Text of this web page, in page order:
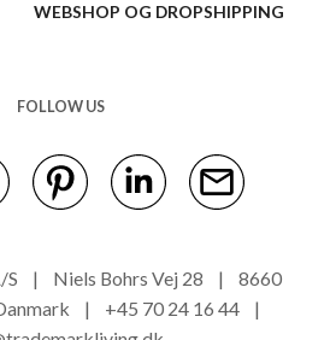
WEBSHOP OG DROPSHIPPING
FOLLOW US
S | Niels Bohrs Vej 28 | 8660
| +45 70 24 16 44 |